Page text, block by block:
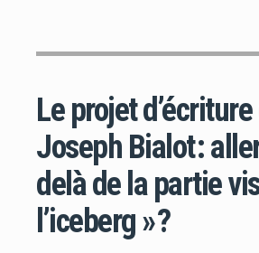
Le projet
Joseph Bialot :
delà de la partie
l’iceberg » ?